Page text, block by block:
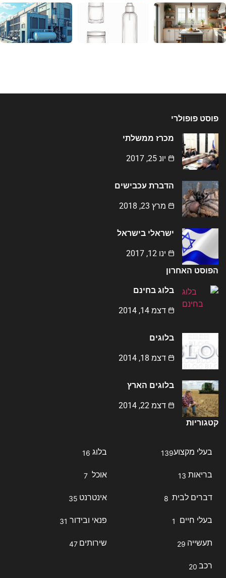
פוסט פופולרי
מכרז ממשלתי
יונ 25, 2017
הדברת עכבישים
מרץ 23, 2018
ישראלי בישראל
ינו 12, 2017
הפוסט האחרון
בלוג בחינם
דצמ 14, 2014
בלוגים
דצמ 18, 2014
בלוגים הארץ
דצמ 22, 2014
קטגוריות
בעלי מקצוע139 בלוג 16
בריאות 13 אוכל 7
דברים לבית 8 אינטרנט 35
בעלי חיים 1 פנאי ובידור 31
תעשייה 29 שירותים 47
רכב 20